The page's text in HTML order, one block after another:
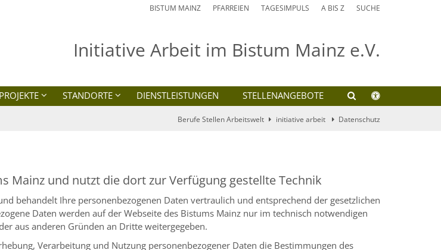
BISTUM MAINZ PFARREIEN TAGESIMPULS A BIS Z SUCHE
Initiative Arbeit im Bistum Mainz e.V.
PROJEKTE STANDORTE DIENSTLEISTUNGEN STELLENANGEBOTE
Berufe Stellen Arbeitswelt initiative arbeit Datenschutz
Mainz und nutzt die dort zur Verfügung gestellte Technik
behandelt Ihre personenbezogenen Daten vertraulich und entsprechend der gesetzlichen
Daten werden auf der Webseite des Bistums Mainz nur im technisch notwendigen
aus anderen Gründen an Dritte weitergegeben.
Verarbeitung und Nutzung personenbezogener Daten die Bestimmungen des